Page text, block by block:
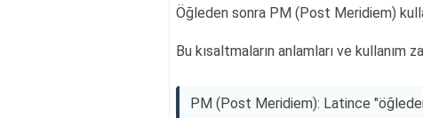
Öğleden sonra PM (Post Meridiem)
Bu kısaltmaların anlamları ve kullanım
PM (Post Meridiem): Latince